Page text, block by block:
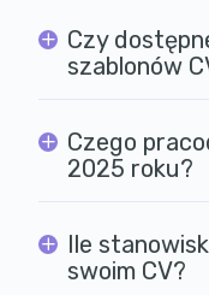
Czy
szablonów
Czego
2025 roku?
Ile
swoim CV?